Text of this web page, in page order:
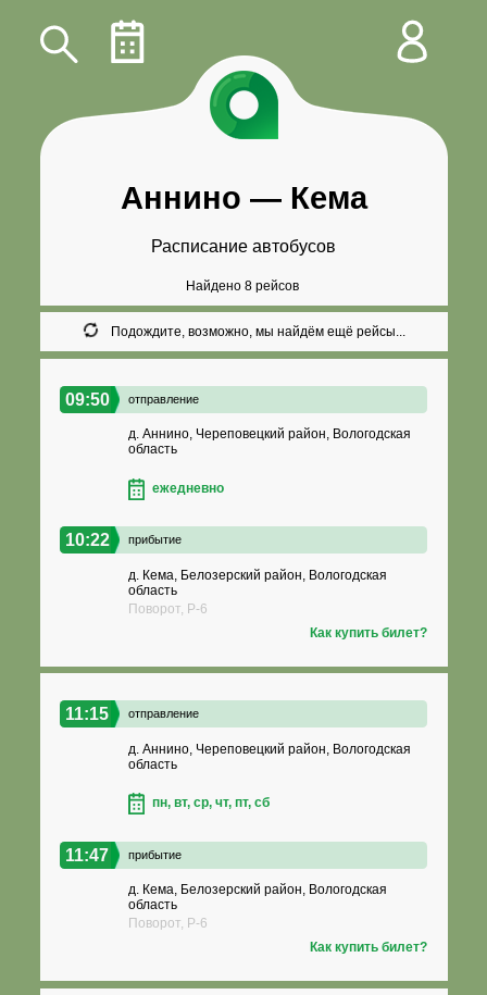
Аннино — Кема
Расписание автобусов
Найдено 8 рейсов
Подождите, возможно, мы найдём ещё рейсы...
09:50 отправление
д. Аннино, Череповецкий район, Вологодская
область
ежедневно
10:22 прибытие
д. Кема, Белозерский район, Вологодская
область
Поворот, Р-6
Как купить билет?
11:15 отправление
д. Аннино, Череповецкий район, Вологодская
область
пн, вт, ср, чт, пт, сб
11:47 прибытие
д. Кема, Белозерский район, Вологодская
область
Поворот, Р-6
Как купить билет?